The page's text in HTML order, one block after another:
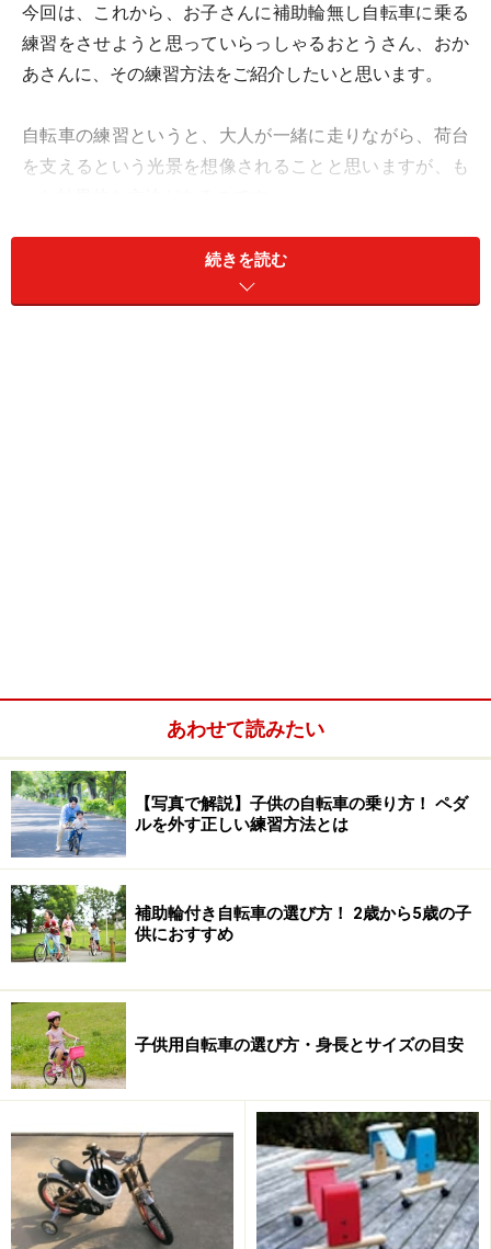
今回は、これから、お子さんに補助輪無し自転車に乗る
練習をさせようと思っていらっしゃるおとうさん、おか
あさんに、その練習方法をご紹介したいと思います。
自転車の練習というと、大人が一緒に走りながら、荷台
を支えるという光景を想像されることと思いますが、も
最近広まりつつあるのが、補助輪と一緒にペダルも外し
て練習する方法です。自転車に乗るということは、ペダ
子どもたちは補助輪付きの自転車に乗ることによって、
ペダルをこぐことはマスターできているわけですから、
まず、左右のバランスを取ることのみを練習し、それを
マスターした上で両方を一度に練習するというもので
す。
実際の練習方法については、いろいろあると思います
が、今回は、「ほじょなしじてんしゃれんしゅうほう」
に掲載されている方法をご紹介します。
尚、このサイトには、「ほじょなしじてんしゃ掲示板」
というコーナーがあり、練習に関する些細な疑問にも、
丁寧に答えてもらえます。また、経験者の体験談も多く
あります。ぜひ、一度訪れてみられてはいかがでしょう
か。
続きを読む
あわせて読みたい
【写真で解説】子供の自転車の乗り方！ ペダ
ルを外す正しい練習方法とは
補助輪付き自転車の選び方！ 2歳から5歳の子
供におすすめ
子供用自転車の選び方・身長とサイズの目安